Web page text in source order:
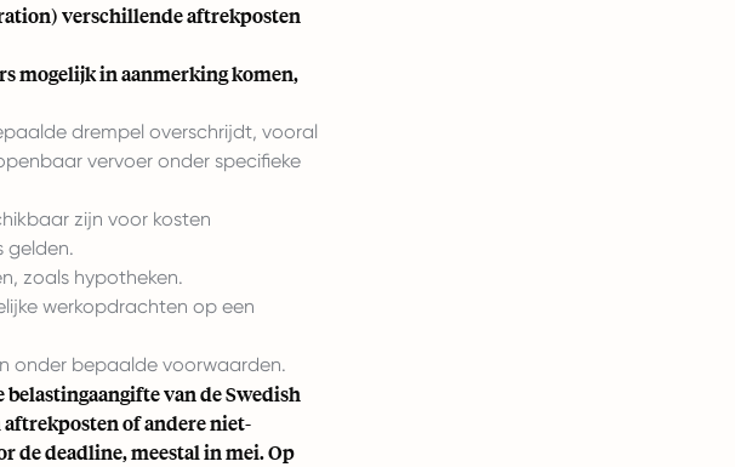
verschillende aftrekposten
mogelijk in aanmerking komen,
drempel overschrijdt, vooral
vervoer onder specifieke
zijn voor kosten
gelden.
zoals hypotheken.
werkopdrachten op een
onder bepaalde voorwaarden.
van de Swedish
aftrekposten of andere niet-
de deadline, meestal in mei. Op